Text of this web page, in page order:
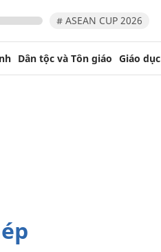
# ASEAN CUP 2026
Dân tộc và Tôn giáo Giáo dục